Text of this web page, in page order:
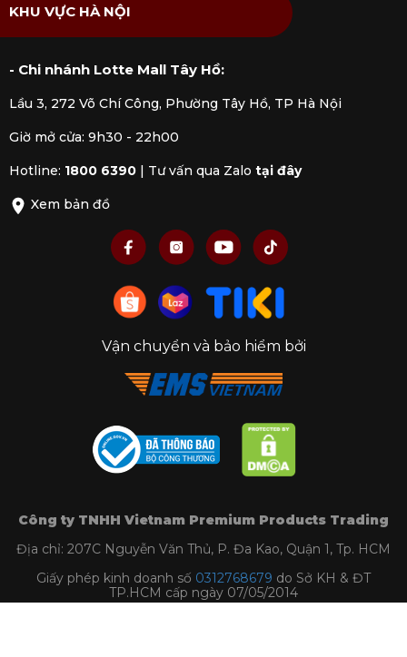
KHU VỰC HÀ NỘI
- Chi nhánh Lotte Mall Tây Hồ:
Lầu 3, 272 Võ Chí Công, Phường Tây Hồ, TP Hà Nội
Giờ mở cửa: 9h30 - 22h00
Hotline: 1800 6390 Tư vấn qua Zalo tại đây
Xem bản đồ
Vận chuyển và bảo hiểm bởi
Công ty TNHH Vietnam Premium Products Trading
Địa chỉ: 207C Nguyễn Văn Thủ, P. Đa Kao, Quận 1, Tp. HCM
Giấy phép kinh doanh số 0312768679 do Sở KH & ĐT
TP.HCM cấp ngày 07/05/2014